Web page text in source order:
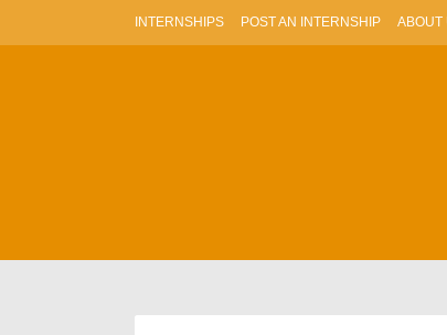
content
INTERNSHIPS POST AN INTERNSHIP ABOUT